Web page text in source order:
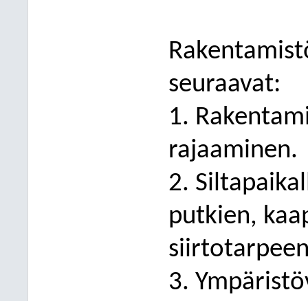
seuraavat:
1. Rakentam
rajaaminen.
2.
putkien,
3.